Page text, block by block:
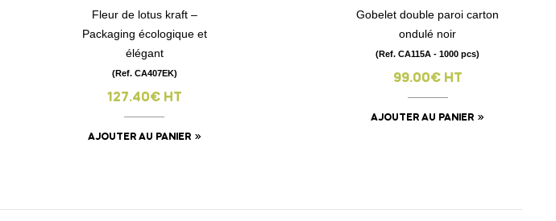
visibility
Fleur de lotus kraft –
Packaging écologique et
élégant
(Ref. CA407EK)
127.40€ HT
AJOUTER AU PANIER
visibility
Gobelet double paroi carton
ondulé noir
(Ref. CA115A - 1000 pcs)
99.00€ HT
AJOUTER AU PANIER